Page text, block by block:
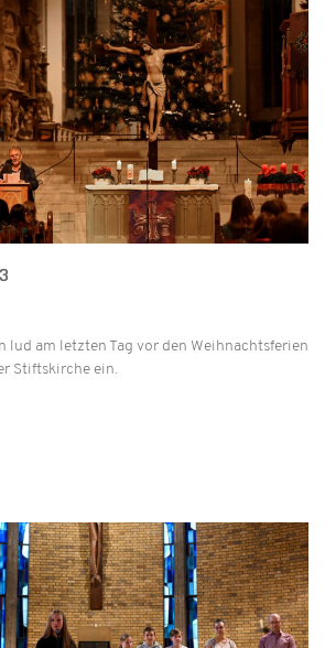
lud am letzten Tag vor den Weihnachtsferien
Stiftskirche ein.